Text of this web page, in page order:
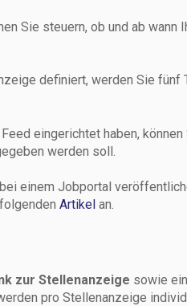
Sie steuern, ob und ab wann
definiert, werden Sie fünf
eingerichtet haben, können
werden soll.
einem Jobportal
Artikel an.
zur Stellenanzeige sowie
pro Stellenanzeige